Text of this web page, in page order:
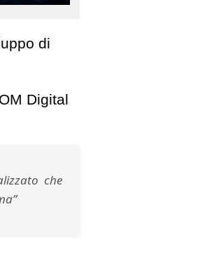
di
Digital
che